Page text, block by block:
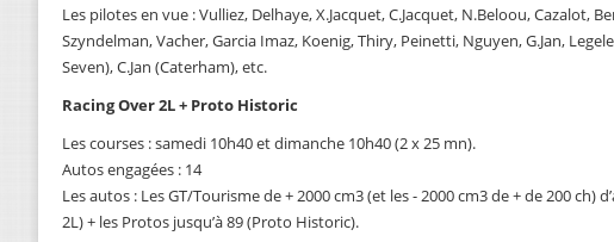
Les pilotes en vue : Vulliez, Delhaye, X.Jacquet, C.Jacquet, N.Beloou, Cazalot,
Szyndelman, Vacher, Garcia Imaz, Koenig, Thiry, Peinetti, Nguyen, G.Jan,
Seven), C.Jan (Caterham), etc.
Racing Over 2L + Proto Historic
Les courses : samedi 10h40 et dimanche 10h40 (2 x 25 mn).
Autos engagées : 14
Les autos : Les GT/Tourisme de + 2000 cm3 (et les - 2000 cm3 de + de 200 ch)
2L) + les Protos jusqu’à 89 (Proto Historic).